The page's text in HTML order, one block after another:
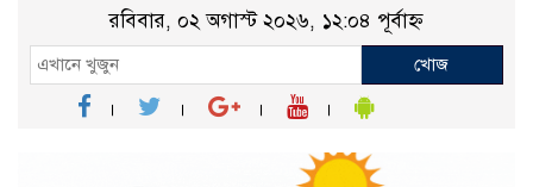
রবিবার, ০২ অগাস্ট ২০২৬, ১২:০৪ পূর্বাহ্ন
খোজ